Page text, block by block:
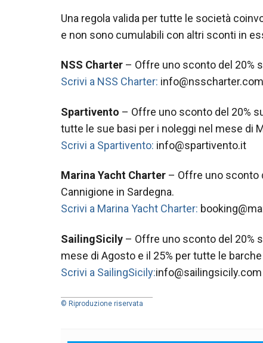
Una regola valida per tutte le società
e non sono cumulabili con altri sconti in
NSS Charter – Offre uno sconto del 20%
Scrivi a NSS Charter: info@nsscharter.com
Spartivento – Offre uno sconto del 20%
tutte le sue basi per i noleggi nel mese di
Scrivi a Spartivento: info@spartivento.it
Marina Yacht Charter – Offre uno sconto
Cannigione in Sardegna.
Scrivi a Marina Yacht Charter:
SailingSicily – Offre uno sconto del 20%
mese di Agosto e il 25% per tutte le
Scrivi a SailingSicily:info@sailingsicily.com
© Riproduzione riservata